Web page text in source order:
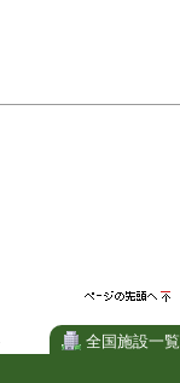
ら他の利用者と、地
頭へ
全国施設一覧